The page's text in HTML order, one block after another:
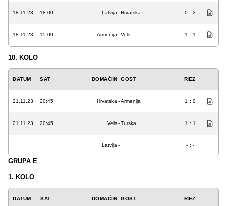
18.11.23. 18:00 Latvija -Hrvatska 0 : 2
18.11.23. 15:00 Armenija -Vels 1 : 1
10. KOLO
DATUM SAT DOMAĆIN GOST REZ
21.11.23. 20:45 Hrvatska -Armenija 1 : 0
21.11.23. 20:45 Vels-Turska 1 : 1
Latvija - - : -
GRUPA E
1. KOLO
DATUM SAT DOMAĆIN GOST REZ